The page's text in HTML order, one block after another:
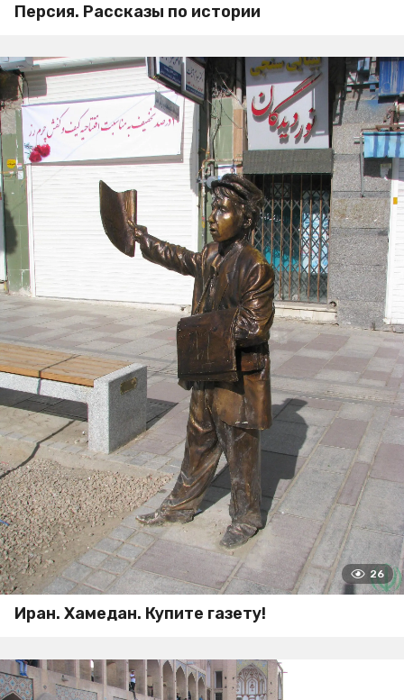
Персия. Рассказы по истории
26
Иран. Хамедан. Купите газету!